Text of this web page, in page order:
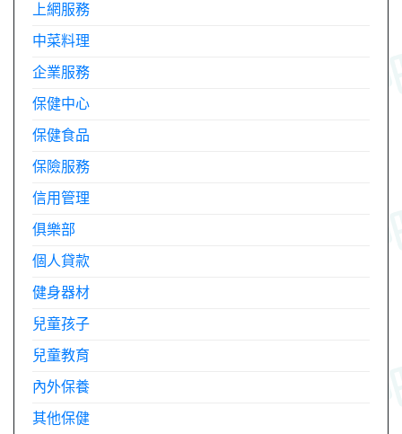
上網服務
中菜料理
企業服務
保健中心
保健食品
保險服務
信用管理
俱樂部
個人貸款
健身器材
兒童孩子
兒童教育
內外保養
其他保健